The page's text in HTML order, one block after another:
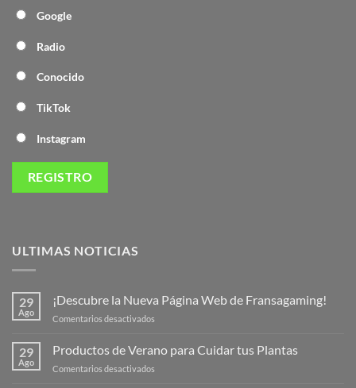
Google
Radio
Conocido
TikTok
Instagram
ULTIMAS NOTICIAS
29
Ago
¡Descubre la Nueva Página Web de Fransagaming!
Comentarios desactivados
Nueva
29
Ago
Productos de Verano para Cuidar tus Plantas
Comentarios desactivados